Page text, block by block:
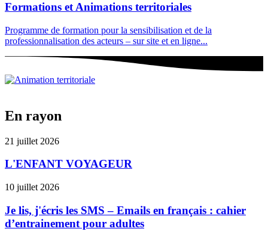
Formations et Animations territoriales
Programme de formation pour la sensibilisation et de la
professionnalisation des acteurs – sur site et en ligne...
En rayon
21 juillet 2026
L'ENFANT VOYAGEUR
10 juillet 2026
Je lis, j'écris les SMS – Emails en français : cahier
d’entrainement pour adultes